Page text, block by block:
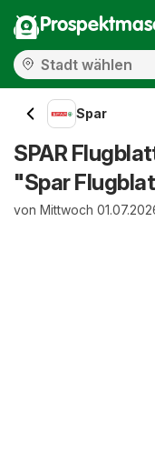
Spar
SPAR
"Spar
von Mittwoch